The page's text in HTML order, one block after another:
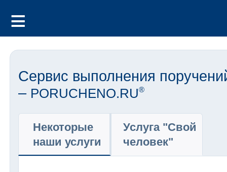
Сервис выполнения
– PORUCHENO.RU®
Некоторые
наши услуги
Услуга "Свой
человек"